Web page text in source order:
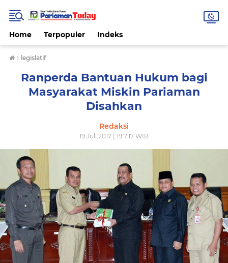
Home Terpopuler Indeks
› legislatif
Ranperda Bantuan Hukum bagi
Masyarakat Miskin Pariaman
Disahkan
Redaksi
19 Juli 2017 | 19.7.17 WIB